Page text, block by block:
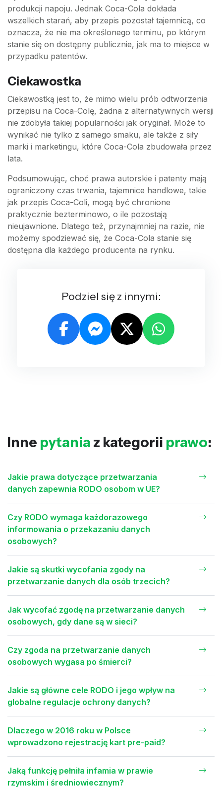
produkcji napoju. Jednak Coca-Cola dokłada
wszelkich starań, aby przepis pozostał tajemnicą, co
oznacza, że nie ma określonego terminu, po którym
stanie się on dostępny publicznie, jak ma to miejsce w
przypadku patentów.
Ciekawostka
Ciekawostką jest to, że mimo wielu prób odtworzenia
przepisu na Coca-Colę, żadna z alternatywnych wersji
nie zdobyła takiej popularności jak oryginał. Może to
wynikać nie tylko z samego smaku, ale także z siły
marki i marketingu, które Coca-Cola zbudowała przez
lata.
Podsumowując, choć prawa autorskie i patenty mają
ograniczony czas trwania, tajemnice handlowe, takie
jak przepis Coca-Coli, mogą być chronione
praktycznie bezterminowo, o ile pozostają
nieujawnione. Dlatego też, przynajmniej na razie, nie
możemy spodziewać się, że Coca-Cola stanie się
dostępna dla każdego producenta na rynku.
Podziel się z innymi:
Inne pytania z kategorii prawo:
Jakie prawa dotyczące przetwarzania
danych zapewnia RODO osobom w UE?
Czy RODO wymaga każdorazowego
informowania o przekazaniu danych
osobowych?
Jakie są skutki wycofania zgody na
przetwarzanie danych dla osób trzecich?
Jak wycofać zgodę na przetwarzanie danych
osobowych, gdy dane są w sieci?
Czy zgoda na przetwarzanie danych
osobowych wygasa po śmierci?
Jakie są główne cele RODO i jego wpływ na
globalne regulacje ochrony danych?
Dlaczego w 2016 roku w Polsce
wprowadzono rejestrację kart pre-paid?
Jaką funkcję pełniła infamia w prawie
rzymskim i średniowiecznym?